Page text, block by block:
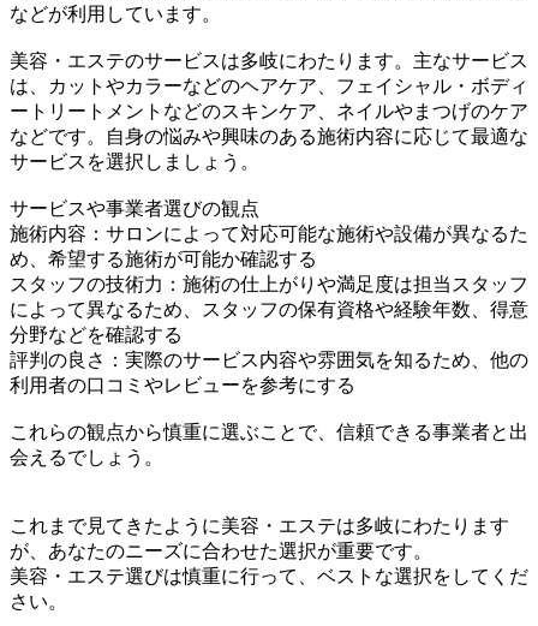
などが利用しています。
美容・エステのサービスは多岐にわたります。主なサービス
は、カットやカラーなどのヘアケア、フェイシャル・ボディ
ートリートメントなどのスキンケア、ネイルやまつげのケア
などです。自身の悩みや興味のある施術内容に応じて最適な
サービスを選択しましょう。
サービスや事業者選びの観点
施術内容：サロンによって対応可能な施術や設備が異なるた
め、希望する施術が可能か確認する
スタッフの技術力：施術の仕上がりや満足度は担当スタッフ
によって異なるため、スタッフの保有資格や経験年数、得意
分野などを確認する
評判の良さ：実際のサービス内容や雰囲気を知るため、他の
利用者の口コミやレビューを参考にする
これらの観点から慎重に選ぶことで、信頼できる事業者と出
会えるでしょう。
これまで見てきたように美容・エステは多岐にわたります
が、あなたのニーズに合わせた選択が重要です。
美容・エステ選びは慎重に行って、ベストな選択をしてくだ
さい。